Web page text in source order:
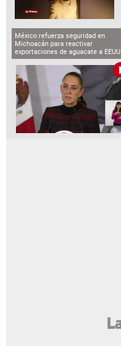
México refuerza seguridad en
Michoacán para reactivar
exportaciones de aguacate a EEUU